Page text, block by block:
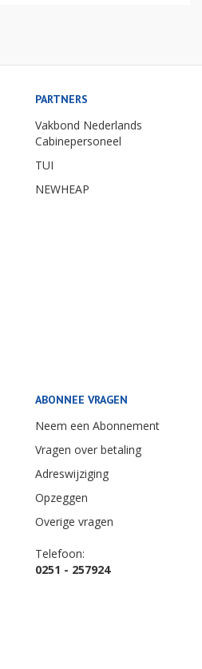
PARTNERS
Vakbond Nederlands
Cabinepersoneel
TUI
NEWHEAP
ABONNEE VRAGEN
Neem een Abonnement
Vragen over betaling
Adreswijziging
Opzeggen
Overige vragen
Telefoon:
0251 - 257924